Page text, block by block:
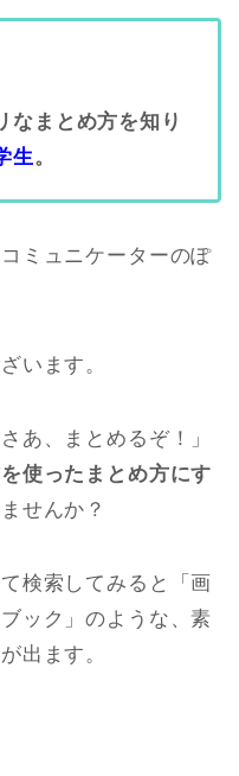
なまとめ方を知り
生。
ミュニケーターのぽ
います。
あ、まとめるぞ！」
を使ったまとめ方にす
せんか？
検索してみると「画
ック」のような、素
出ます。